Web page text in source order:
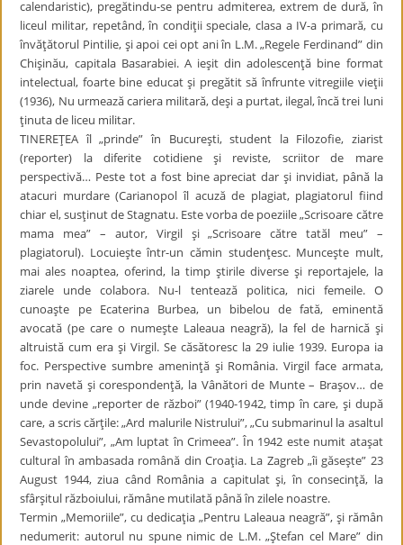
calendaristic), pregătindu-se pentru admiterea, extrem de dură, în
liceul militar, repetând, în condiţii speciale, clasa a IV-a primară, cu
învăţătorul Pintilie, şi apoi cei opt ani în L.M. „Regele Ferdinand” din
Chişinău, capitala Basarabiei. A ieşit din adolescenţă bine format
intelectual, foarte bine educat şi pregătit să înfrunte vitregiile vieţii
(1936), Nu urmează cariera militară, deşi a purtat, ilegal, încă trei luni
ţinuta de liceu militar.
TINEREŢEA îl „prinde” în Bucureşti, student la Filozofie, ziarist
(reporter) la diferite cotidiene şi reviste, scriitor de mare
perspectivă… Peste tot a fost bine apreciat dar şi invidiat, până la
atacuri murdare (Carianopol îl acuză de plagiat, plagiatorul fiind
chiar el, susţinut de Stagnatu. Este vorba de poeziile „Scrisoare către
mama mea” – autor, Virgil şi „Scrisoare către tatăl meu” –
plagiatorul). Locuieşte într-un cămin studenţesc. Munceşte mult,
mai ales noaptea, oferind, la timp ştirile diverse şi reportajele, la
ziarele unde colabora. Nu-l tentează politica, nici femeile. O
cunoaşte pe Ecaterina Burbea, un bibelou de fată, eminentă
avocată (pe care o numeşte Laleaua neagră), la fel de harnică şi
altruistă cum era şi Virgil. Se căsătoresc la 29 iulie 1939. Europa ia
foc. Perspective sumbre ameninţă şi România. Virgil face armata,
prin navetă şi corespondenţă, la Vânători de Munte – Braşov… de
unde devine „reporter de război” (1940-1942, timp în care, şi după
care, a scris cărţile: „Ard malurile Nistrului”, „Cu submarinul la asaltul
Sevastopolului”, „Am luptat în Crimeea”. În 1942 este numit ataşat
cultural în ambasada română din Croaţia. La Zagreb „îi găseşte” 23
August 1944, ziua când România a capitulat şi, în consecinţă, la
sfârşitul războiului, rămâne mutilată până în zilele noastre.
Termin „Memoriile”, cu dedicaţia „Pentru Laleaua neagră”, şi rămân
nedumerit: autorul nu spune nimic de L.M. „Ştefan cel Mare” din